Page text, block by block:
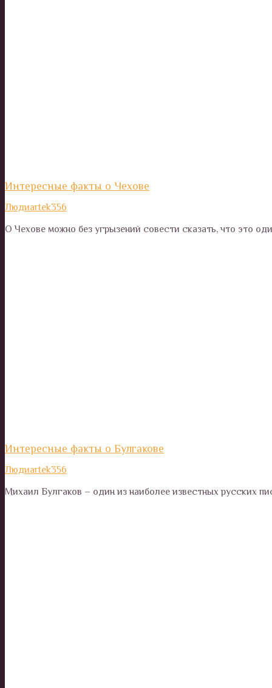
Интересные факты о Чехове
Людиartek356
О Чехове можно без угрызений совести сказать, что это
Интересные факты о Булгакове
Людиartek356
Михаил Булгаков – один из наиболее известных русских